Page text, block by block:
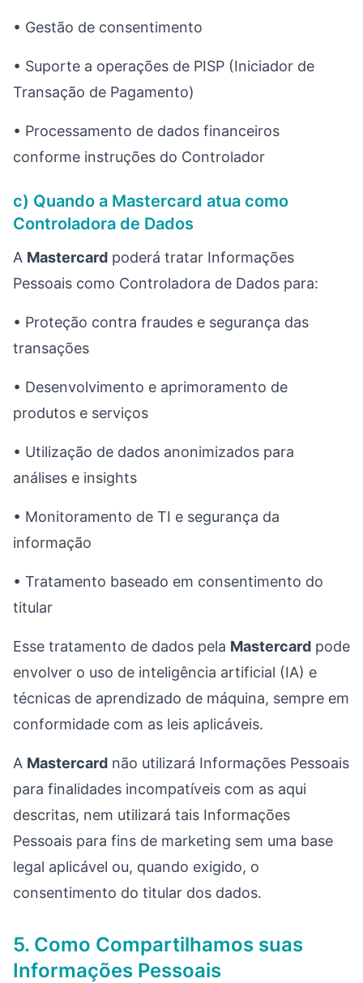
• Gestão de consentimento
• Suporte a operações de PISP (Iniciador de
Transação de Pagamento)
• Processamento de dados financeiros
conforme instruções do Controlador
c) Quando a Mastercard atua como
Controladora de Dados
A Mastercard poderá tratar Informações
Pessoais como Controladora de Dados para:
• Proteção contra fraudes e segurança das
transações
• Desenvolvimento e aprimoramento de
produtos e serviços
• Utilização de dados anonimizados para
análises e insights
• Monitoramento de TI e segurança da
informação
• Tratamento baseado em consentimento do
titular
Esse tratamento de dados pela Mastercard pode
envolver o uso de inteligência artificial (IA) e
técnicas de aprendizado de máquina, sempre em
conformidade com as leis aplicáveis.
A Mastercard não utilizará Informações Pessoais
para finalidades incompatíveis com as aqui
descritas, nem utilizará tais Informações
Pessoais para fins de marketing sem uma base
legal aplicável ou, quando exigido, o
consentimento do titular dos dados.
5. Como Compartilhamos suas
Informações Pessoais